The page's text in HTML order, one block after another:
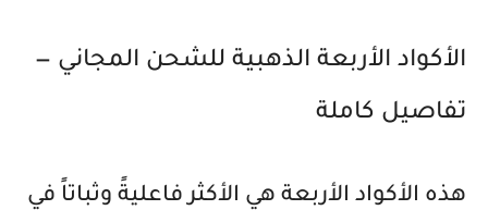
الأكواد الأربعة الذهبية للشحن المجاني —
تفاصيل كاملة
هذه الأكواد الأربعة هي الأكثر فاعليةً وثباتاً في